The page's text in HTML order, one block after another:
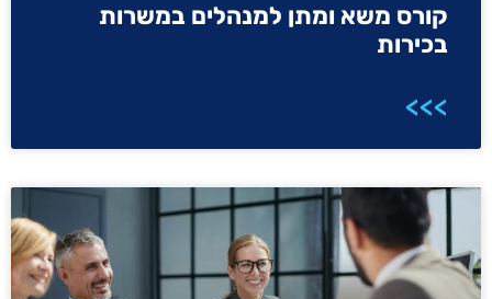
קורס משא ומתן למנהלים במשרות
בכירות
>>>